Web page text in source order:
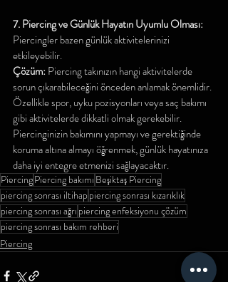
7. Piercing ve Günlük Hayatın Uyumlu Olması:
Piercingler bazen günlük aktivitelerinizi
etkileyebilir.
Çözüm: Piercing takınızın hangi aktivitelerde
sorun çıkarabileceğini önceden anlamak önemlidir.
Özellikle spor, uyku pozisyonları veya saç bakımı
gibi aktivitelerde dikkatli olmak gerekebilir.
Piercinginizin bakımını yapmayı ve gerektiğinde
koruma altına almayı öğrenmek, günlük hayatınıza
daha iyi entegre etmenizi sağlayacaktır.
PiercingPiercing bakımı Beşiktaş Piercing
piercing sonrası iltihap piercing sonrası kızarıklık
piercing sonrası ağrı piercing enfeksiyonu çözüm
piercing sonrası bakım rehberi
Piercing